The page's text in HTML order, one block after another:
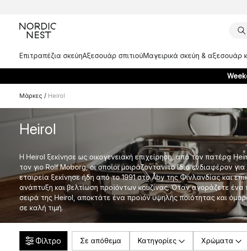
Επιτραπέζια σκεύηΑξεσουάρ σπιτιούΜαγειρικά σκεύη & αξεσουάρ
Μάρκες / Heirol
Heirol
Η Heirol ξεκίνησε ως οικογενειακή επιχείρηση, από τον πατέρα
τον γιο Rolf Moborg, οι οποίοι μοιράζονταν το ίδιο ενδιαφέρον για
εταιρεία ξεκίνησε ήδη από το 1991 στο Åby της Φινλανδίας και
ανάπτυξη και βελτίωση προϊόντων κουζίνας. Όταν αγοράζετε ένα
σειρά της Heirol, αποκτάτε ένα προϊόν υψηλής ποιότητας και
σε καλή τιμή.
Φίλτρο Σε απόθεμα Κατηγορίες Χρώματα